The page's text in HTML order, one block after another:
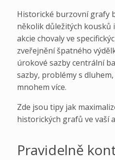
Historické burzovní grafy
několik důležitých kousků
akcie chovaly ve
zveřejnění špatného
úrokové sazby centrální
sazby, problémy s
mnohem více.
Zde jsou tipy jak
historických grafů ve vaší
Pravidelně